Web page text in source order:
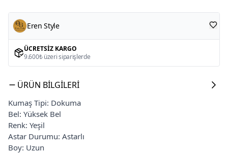
Eren Style
ÜCRETSIZ KARGO
9.600₺ üzeri siparişlerde
ÜRÜN BILGILERI
Kumaş Tipi: Dokuma
Bel: Yüksek Bel
Renk: Yeşil
Astar Durumu: Astarlı
Boy: Uzun